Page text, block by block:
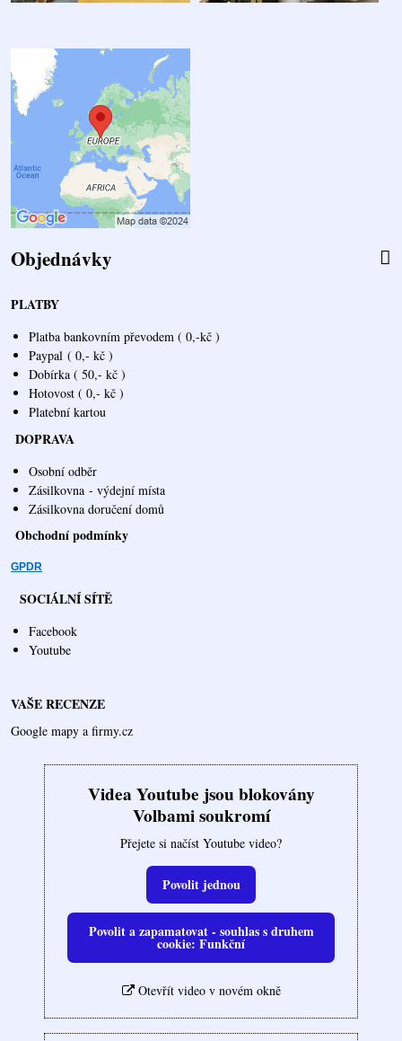
Objednávky
PLATBY
Platba bankovním převodem ( 0,-kč )
Paypal ( 0,- kč )
Dobírka ( 50,- kč )
Hotovost ( 0,- kč )
Platební kartou
DOPRAVA
Osobní odběr
Zásilkovna - výdejní místa
Zásilkovna doručení domů
Obchodní podmínky
GPDR
SOCIÁLNÍ SÍTĚ
Facebook
Youtube
VAŠE RECENZE
Google mapy a firmy.cz
Videa Youtube jsou blokovány
Volbami soukromí
Přejete si načíst Youtube video?
Povolit jednou
Povolit a zapamatovat - souhlas s druhem
cookie: Funkční
Otevřít video v novém okně